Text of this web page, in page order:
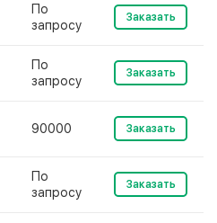
По
запросу
Заказать
По
запросу
Заказать
90000 Заказать
По
запросу
Заказать